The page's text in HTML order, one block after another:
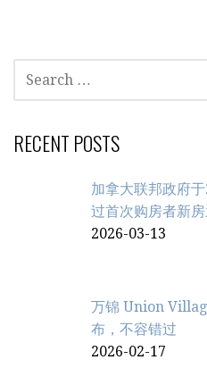
SEARCH
FOR:
RECENT POSTS
加拿大联邦政府
过首次购房者新
2026-03-13
万锦 Union
布，不容错过
2026-02-17